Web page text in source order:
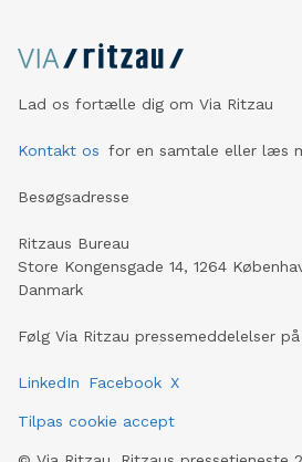
Lad os fortælle dig om Via Ritzau
Kontakt os for en samtale eller læs
Besøgsadresse
Ritzaus Bureau
Store Kongensgade 14, 1264
Danmark
Følg Via Ritzau pressemeddelelser på
LinkedIn Facebook X
Tilpas cookie accept